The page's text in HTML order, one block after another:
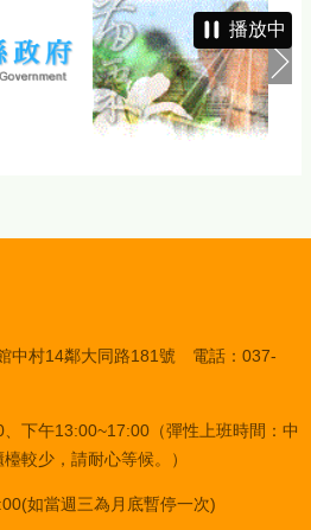
播放中
中村14鄰大同路181號 電話：037-
下午13:00~17:00（彈性上班時間：中
較少，請耐心等候。）
如當週三為月底暫停一次)